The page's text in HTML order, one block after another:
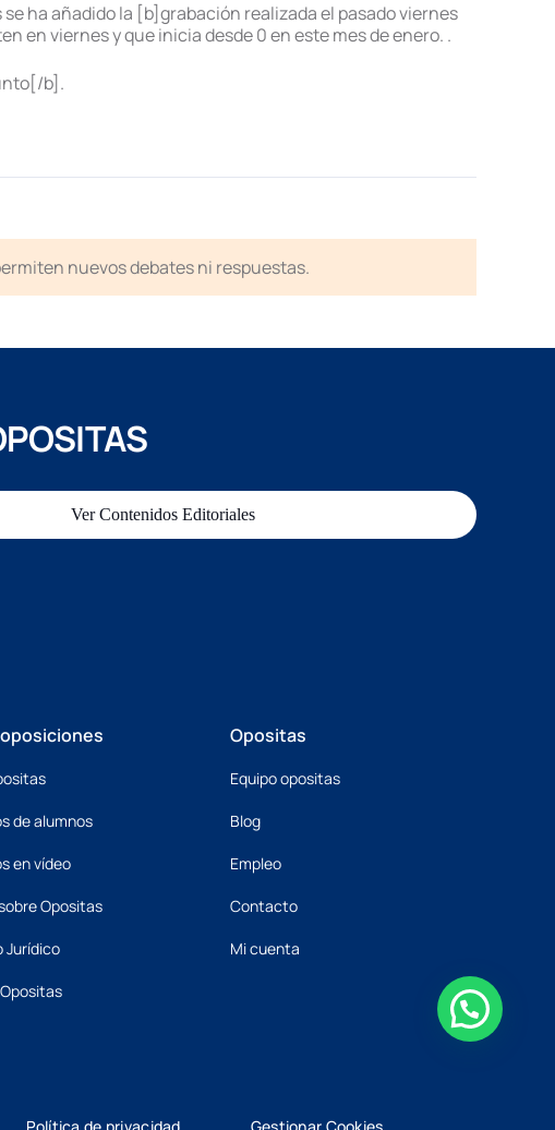
ha añadido la [b]grabación realizada el pasado viernes
en viernes y que inicia desde 0 en este mes de enero. .
b].
nuevos debates ni respuestas.
Ver Contenidos Editoriales
de alumnos
en vídeo
Opositas
Jurídico
Opositas
Equipo opositas
Blog
Empleo
Contacto
Mi cuenta